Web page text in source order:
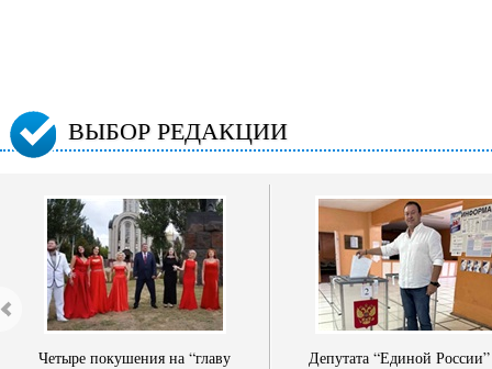
ВЫБОР РЕДАКЦИИ
Четыре покушения на “главу
Депутата “Единой